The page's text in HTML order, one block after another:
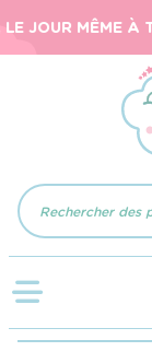
MÊME À
Recherche
de
produits